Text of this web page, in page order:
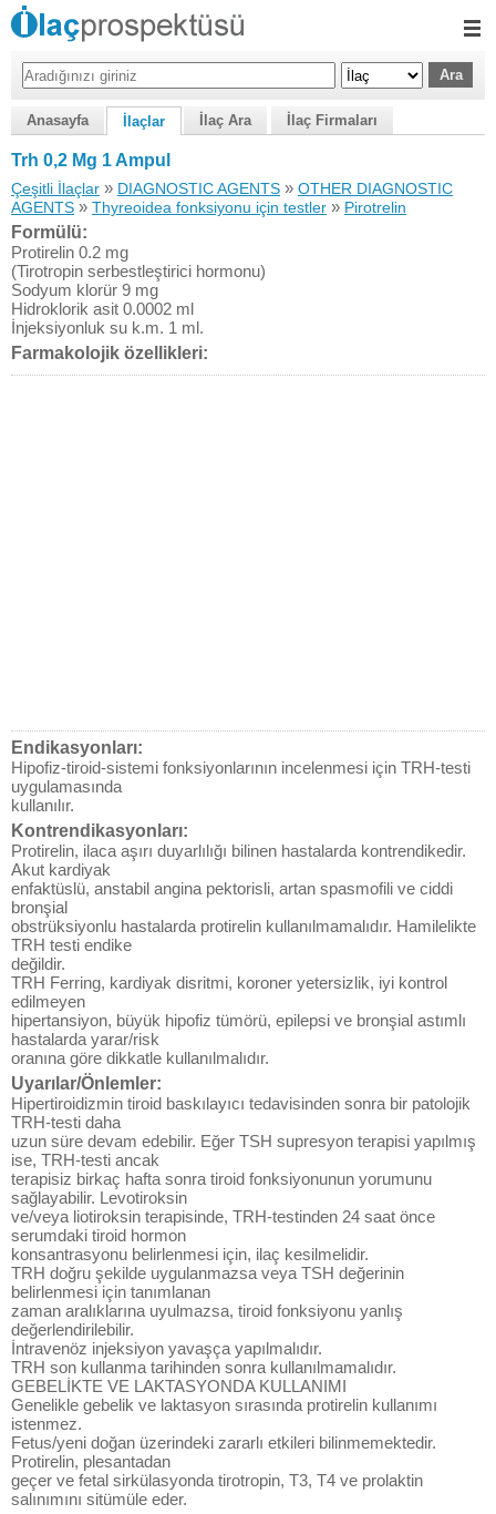
Anasayfa İlaçlar İlaç Ara İlaç Firmaları
Trh 0,2 Mg 1 Ampul
Çeşitli İlaçlar » DIAGNOSTIC AGENTS » OTHER DIAGNOSTIC
AGENTS » Thyreoidea fonksiyonu için testler » Pirotrelin
Formülü:
Protirelin 0.2 mg
(Tirotropin serbestleştirici hormonu)
Sodyum klorür 9 mg
Hidroklorik asit 0.0002 ml
İnjeksiyonluk su k.m. 1 ml.
Farmakolojik özellikleri:
Endikasyonları:
Hipofiz-tiroid-sistemi fonksiyonlarının incelenmesi için TRH-testi
uygulamasında
kullanılır.
Kontrendikasyonları:
Protirelin, ilaca aşırı duyarlılığı bilinen hastalarda kontrendikedir.
Akut kardiyak
enfaktüslü, anstabil angina pektorisli, artan spasmofili ve ciddi
bronşial
obstrüksiyonlu hastalarda protirelin kullanılmamalıdır. Hamilelikte
TRH testi endike
değildir.
TRH Ferring, kardiyak disritmi, koroner yetersizlik, iyi kontrol
edilmeyen
hipertansiyon, büyük hipofiz tümörü, epilepsi ve bronşial astımlı
hastalarda yarar/risk
oranına göre dikkatle kullanılmalıdır.
Uyarılar/Önlemler:
Hipertiroidizmin tiroid baskılayıcı tedavisinden sonra bir patolojik
TRH-testi daha
uzun süre devam edebilir. Eğer TSH supresyon terapisi yapılmış
ise, TRH-testi ancak
terapisiz birkaç hafta sonra tiroid fonksiyonunun yorumunu
sağlayabilir. Levotiroksin
ve/veya liotiroksin terapisinde, TRH-testinden 24 saat önce
serumdaki tiroid hormon
konsantrasyonu belirlenmesi için, ilaç kesilmelidir.
TRH doğru şekilde uygulanmazsa veya TSH değerinin
belirlenmesi için tanımlanan
zaman aralıklarına uyulmazsa, tiroid fonksiyonu yanlış
değerlendirilebilir.
İntravenöz injeksiyon yavaşça yapılmalıdır.
TRH son kullanma tarihinden sonra kullanılmamalıdır.
GEBELİKTE VE LAKTASYONDA KULLANIMI
Genelikle gebelik ve laktasyon sırasında protirelin kullanımı
istenmez.
Fetus/yeni doğan üzerindeki zararlı etkileri bilinmemektedir.
Protirelin, plesantadan
geçer ve fetal sirkülasyonda tirotropin, T3, T4 ve prolaktin
salınımını sitümüle eder.